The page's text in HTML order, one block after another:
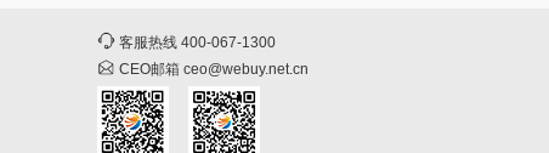
客服热线 400-067-1300
CEO邮箱 ceo@webuy.net.cn